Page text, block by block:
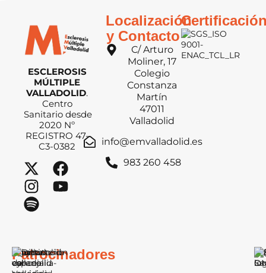
ESCLEROSIS
MÚLTIPLE
VALLADOLID.
Centro
Sanitario desde
2020 Nº
REGISTRO 47-
C3-0382
Localización
y Contacto
C/ Arturo
Moliner, 17
Colegio
Constanza
Martín
47011
Valladolid
info@emvalladolid.es
983 260 458
Patrocinadores